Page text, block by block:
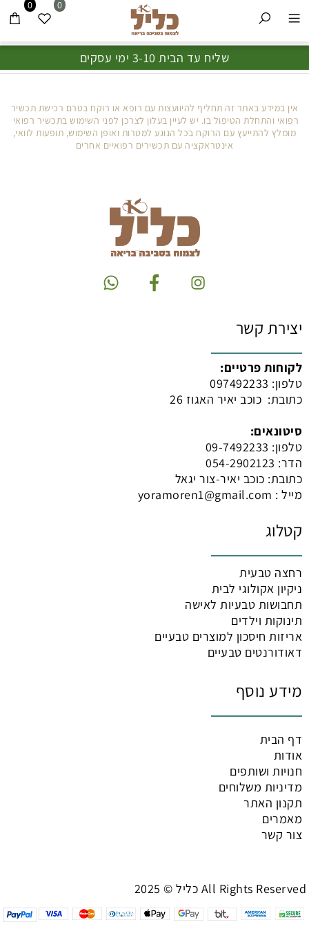
שליח עד הבית 3-10 ימי עסקים
0 0
אין במידע באתר זה תחליף להיוועצות עם רופא או רוקח בטרם רכישת תכשיר
רפואי והתחלת הטיפול בו. יש לעיין בעלון לצרכן לפני השימוש בתכשיר רפואי
מומלץ להתייעץ עם הרוקח בכל הנוגע למטרות ואופן השימוש, תופעות לוואי,
אינטראקציה עם תכשירים רפואיים אחרים
יצירת קשר
לקוחות פרטיים:
טלפון: 097492233
כתובת: כוכב יאיר האגוז 26
סיטונאים:
טלפון: 09-7492233
הדר: 054-2902123
כתובת: כוכב יאיר-צור יגאל
מייל : yoramoren1@gmail.com
קטלוג
רחצה טבעית
ניקיון אקולוגי לבית
תחבושות טבעיות לאישה
תינוקות וילדים
אריזות חיסכון למוצרים טבעיים
דאודורנטים טבעיים
מידע נוסף
דף הבית
אודות
חנויות ושותפים
מדיניות משלוחים
תקנון האתר
מאמרים
צור קשר
כליל © 2025 All Rights Reserved